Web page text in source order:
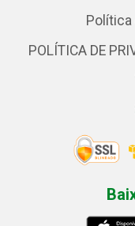
Política
POLÍTICA DE